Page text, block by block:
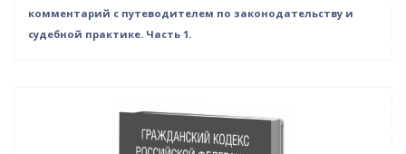
комментарий с путеводителем по законодательству и
судебной практике. Часть 1.